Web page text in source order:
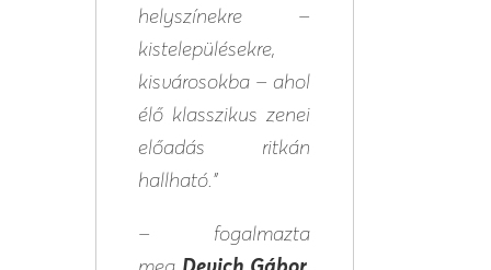
helyszínekre –
kistelepülésekre,
kisvárosokba – ahol
élő klasszikus zenei
előadás ritkán
hallható.”
– fogalmazta
meg Devich Gábor,